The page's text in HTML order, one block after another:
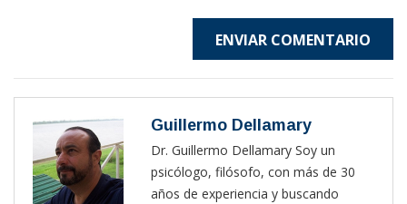
ENVIAR COMENTARIO
Guillermo Dellamary
Dr. Guillermo Dellamary Soy un
psicólogo, filósofo, con más de 30
años de experiencia y buscando